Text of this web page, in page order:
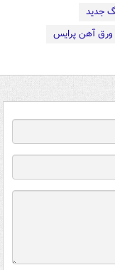
جدید
آهن پرایس